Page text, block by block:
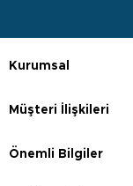
Kurumsal
Müşteri İlişkileri
Önemli Bilgiler